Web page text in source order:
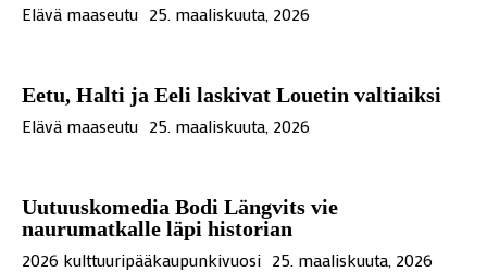
Elävä maaseutu 25. maaliskuuta, 2026
Eetu, Halti ja Eeli laskivat Louetin valtiaiksi
Elävä maaseutu 25. maaliskuuta, 2026
Uutuuskomedia Bodi Längvits vie
naurumatkalle läpi historian
2026 kulttuuripääkaupunkivuosi 25. maaliskuuta, 2026